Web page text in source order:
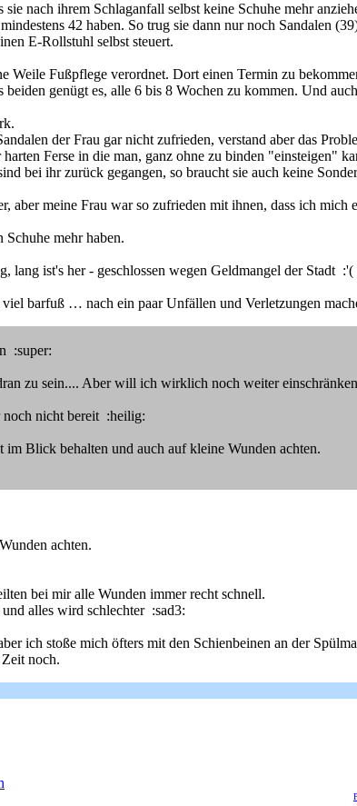
sie nach ihrem Schlaganfall selbst keine Schuhe mehr
42 haben. So trug sie dann nur noch Sandalen
E-Rollstuhl selbst steuert.
Weile Fußpflege verordnet. Dort einen Termin zu
genügt es, alle 6 bis 8 Wochen zu kommen. Und
der Frau gar nicht zufrieden, verstand aber das
Ferse in die man, ganz ohne zu binden "einsteigen"
bei ihr zurück gegangen, so braucht sie auch keine
aber meine Frau war so zufrieden mit ihnen, dass ich
mehr haben.
lang ist's her - geschlossen wegen Geldmangel der Stadt
barfuß … nach ein paar Unfällen und Verletzungen
:super:
zu sein.... Aber will ich wirklich noch weiter
nicht bereit :heilig:
im Blick behalten und auch auf kleine Wunden achten.
achten.
bei mir alle Wunden immer recht schnell.
alles wird schlechter :sad3:
ich stoße mich öfters mit den Schienbeinen an der
noch.